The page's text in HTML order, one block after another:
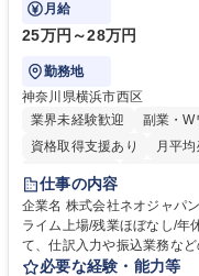
月給
25万円～28万円
勤務地
神奈川県横浜市西区
業界未経験歓迎
副業・W
資格取得支援あり
月平
未経験者歓迎
完全週休2日制
交通費支給
寮・社宅あり
仕事の内容
企業名 株式会社ネオジャパン 求人名 未経験歓迎【経理/みなとみらい】プ
ライム上場/残業ほぼなし/年休123日 仕事の内容 経理部
て、仕訳入力や振込業務な
力・確認業務からスタート
必要な経験・能力等